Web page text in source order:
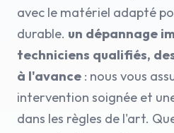
avec le matériel adapté
durable. un dépannage
techniciens qualifiés,
à l'avance : nous vous
intervention soignée et
dans les règles de l'art.